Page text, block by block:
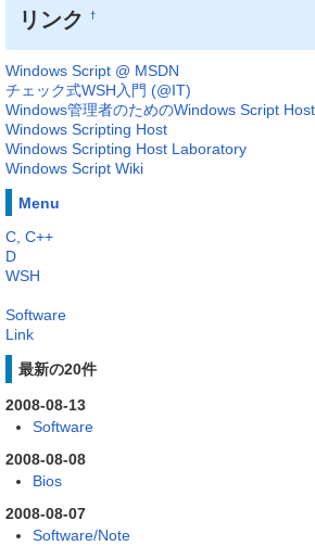
一覧
単語検索
リンク†
Windows Script @ MSDN
チェック式WSH入門 (@IT)
Windows管理者のためのWindows Script
Windows Scripting Host
Windows Scripting Host Laboratory
Windows Script Wiki
Menu
C, C++
D
WSH
Software
Link
最新の20件
2008-08-13
Software
2008-08-08
Bios
2008-08-07
Software/Note